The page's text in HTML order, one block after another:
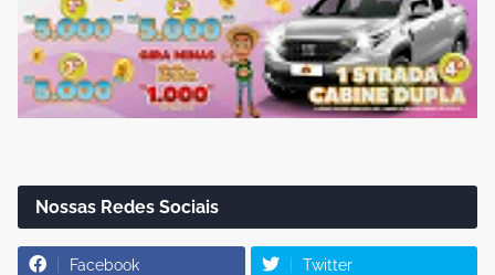
Nossas Redes Sociais
Facebook Twitter